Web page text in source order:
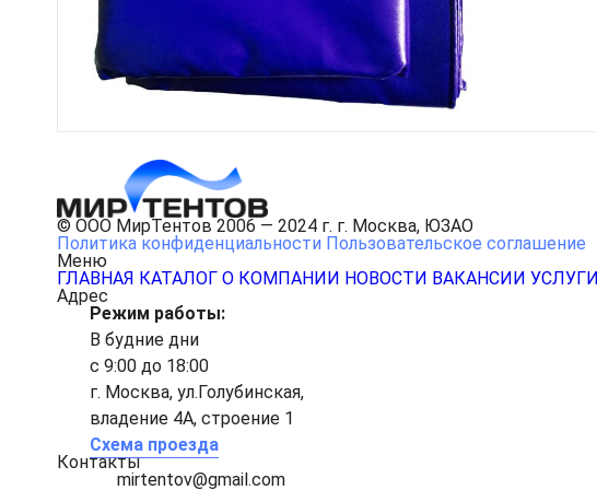
© ООО МирТентов 2006 — 2024 г. г. Москва, ЮЗАО
Политика конфиденциальности Пользовательское соглашение
Меню
ГЛАВНАЯ КАТАЛОГ О КОМПАНИИ НОВОСТИ ВАКАНСИИ УСЛУГИ
Адрес
Режим работы:
В будние дни
с 9:00 до 18:00
г. Москва, ул.Голубинская,
владение 4А, строение 1
Схема проезда
Контакты
mirtentov@gmail.com